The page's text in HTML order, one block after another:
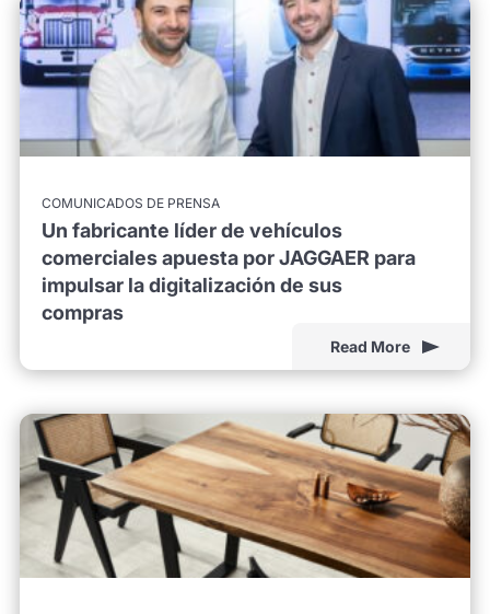
COMUNICADOS DE PRENSA
Un fabricante líder de vehículos
comerciales apuesta por JAGGAER para
impulsar la digitalización de sus
compras
Read More